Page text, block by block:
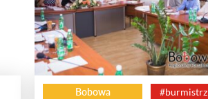
Bobowa #burmistrz